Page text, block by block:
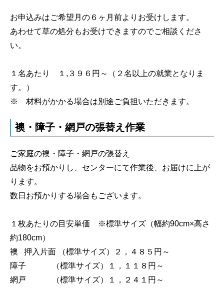
お申込みはご希望月の６ヶ月前よりお受けします。
あわせて草の処分もお受けできますのでご相談くださ
い。
１名あたり １,３９６円～（２名以上の就業となりま
す。）
※ 材料がかかる場合は別途ご負担いただきます。
襖・障子・網戸の張替え作業
ご家庭の襖・障子・網戸の張替え
品物をお預かりし、センターにて作業後、お届けに上が
ります。
数日お預かりする場合もございます。
１枚あたりの目安単価 ※標準サイズ（幅約90cm×高さ
約180cm）
襖 押入片面 （標準サイズ）２，４８５円～
障子 （標準サイズ）１，１１８円～
網戸 （標準サイズ）１，２４１円～